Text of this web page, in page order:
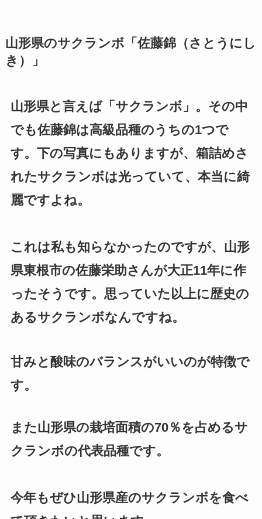
山形県のサクランボ「佐藤錦（さとうにし
き）」
山形県と言えば「サクランボ」。その中
でも佐藤錦は高級品種のうちの1つで
す。下の写真にもありますが、箱詰めさ
れたサクランボは光っていて、本当に綺
麗ですよね。
これは私も知らなかったのですが、山形
県東根市の佐藤栄助さんが大正11年に作
ったそうです。思っていた以上に歴史の
あるサクランボなんですね。
甘みと酸味のバランスがいいのが特徴で
す。
また山形県の栽培面積の70％を占めるサ
クランボの代表品種です。
今年もぜひ山形県産のサクランボを食べ